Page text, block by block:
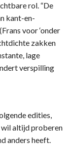
rol. “De
kant-en-
voor ‘onder
zakken
lage
verspilling
edities,
wil altijd proberen
anders heeft.